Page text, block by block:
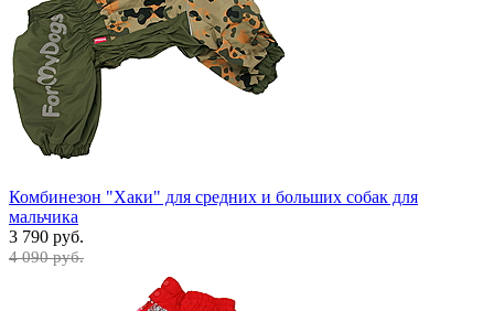
Комбинезон "Хаки" для средних и больших собак для
мальчика
3 790 руб.
4 090 руб.